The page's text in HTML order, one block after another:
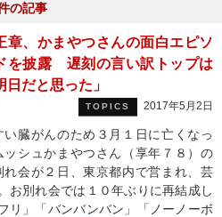
の記事
章、かまやつさんの面白エピソ
を披露 遅刻の言い訳トップは
日だと思った」
TOPICS 2017年5月2日
臓がんのため３月１日に亡くなっ
ッシュかまやつさん（享年７８）の
れ会が２日、東京都内で営まれ、芸
お別れ会では１０年ぶりに再結成し
リ」「バンバンバン」「ノーノーボ